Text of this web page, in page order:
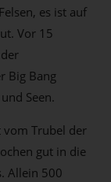
es ist auf
Vor 15
Big Bang
Seen.
vom Trubel der
gut in die
Allein 500